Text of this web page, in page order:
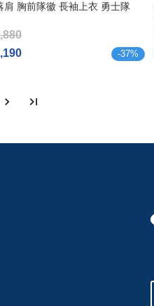
肩 胸前隊徽 長袖上衣 勇士隊
-37%